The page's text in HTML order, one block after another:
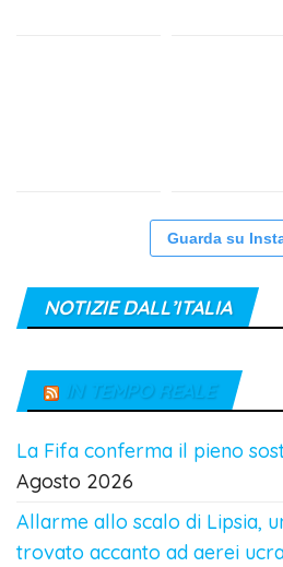
Guarda su
NOTIZIE DALL’ITALIA
IN TEMPO REALE
La Fifa conferma il pieno
Agosto 2026
Allarme allo scalo di Lipsia,
trovato accanto ad aerei